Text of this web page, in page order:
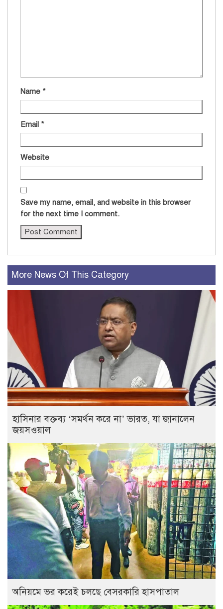
Name *
Email *
Website
Save my name, email, and website in this browser
for the next time I comment.
More News Of This Category
হাসিনার বক্তব্য ‘সমর্থন করে না’ ভারত, যা জানালেন
জয়সওয়াল
অনিয়মে ভর করেই চলছে বেসরকারি হাসপাতাল